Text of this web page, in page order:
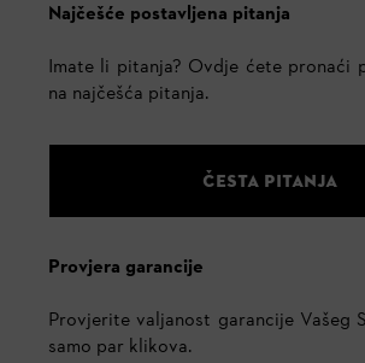
Najčešće postavljena pitanja
Imate li pitanja? Ovdje ćete pronaći
na najčešća pitanja.
ČESTA PITANJA
Provjera garancije
Provjerite valjanost garancije Vašeg
samo par klikova.